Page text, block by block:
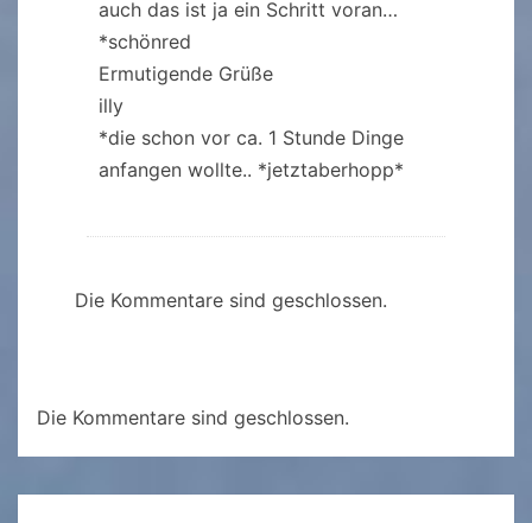
auch das ist ja ein Schritt voran…
*schönred
Ermutigende Grüße
illy
*die schon vor ca. 1 Stunde Dinge
anfangen wollte.. *jetztaberhopp*
Die Kommentare sind geschlossen.
Die Kommentare sind geschlossen.